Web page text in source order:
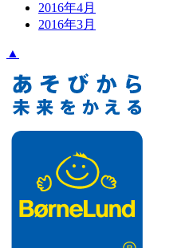
2016年4月
2016年3月
▲